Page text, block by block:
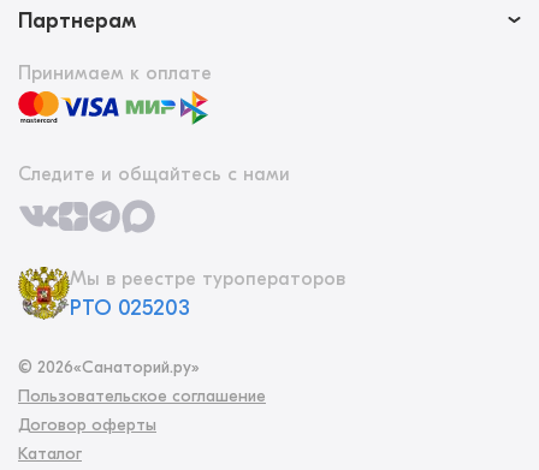
Партнерам
Принимаем к оплате
Следите и общайтесь с нами
Мы в реестре туроператоров
РТО 025203
© 2026«Санаторий.ру»
Пользовательское соглашение
Договор оферты
Каталог